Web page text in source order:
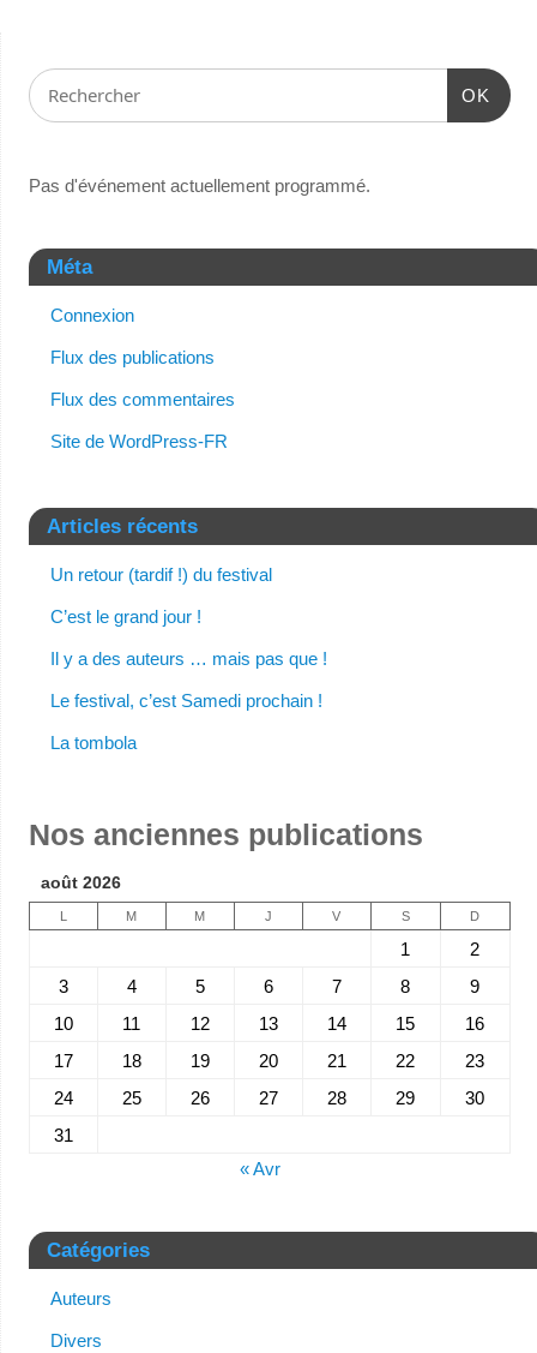
OK
Pas d'événement actuellement programmé.
Méta
Connexion
Flux des publications
Flux des commentaires
Site de WordPress-FR
Articles récents
Un retour (tardif !) du festival
C’est le grand jour !
Il y a des auteurs … mais pas que !
Le festival, c’est Samedi prochain !
La tombola
Nos anciennes publications
août 2026
L M M J V S D
1
2
3
4 5 6 7 8
9
10
11 12 13 14 15
16
17
18 19 20 21 22
23
24
25 26 27 28 29
30
31
« Avr
Catégories
Auteurs
Divers